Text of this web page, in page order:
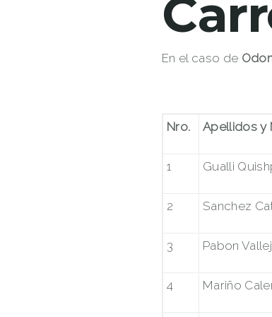
En el caso de
Nro. Apellidos y
1 Gualli
2 Sanchez
3 Pabon
4 Mariño